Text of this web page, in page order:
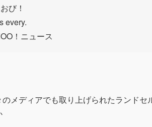
び！
every.
！ニュース
のメディアでも取り上げられたランド